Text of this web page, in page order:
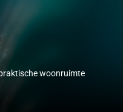
woonruimte